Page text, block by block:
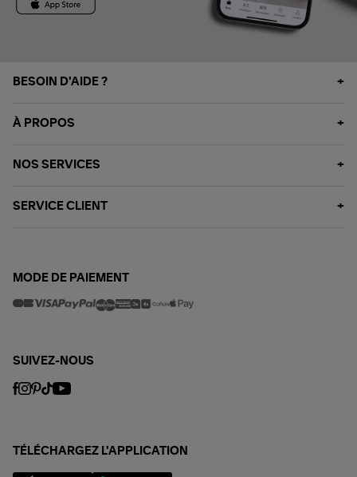
BESOIN D'AIDE ?
À PROPOS
NOS SERVICES
SERVICE CLIENT
MODE DE PAIEMENT
SUIVEZ-NOUS
TÉLÉCHARGEZ L'APPLICATION